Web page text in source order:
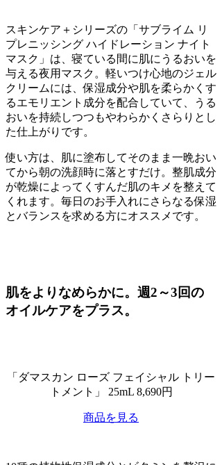
スキンケア＋シリーズの「サブライム リ
プレニッシング ハイドレーション ナイト
マスク」は、寝ている間に肌にうるおいを
与える夜用マスク。軽いつけ心地のジェル
クリームには、保湿成分や肌を柔らかくす
るエモリエント成分を配合していて、うる
おいを持続しつつもやわらかくさらりとし
た仕上がりです。
使い方は、肌に塗布してそのまま一晩おい
てから朝の洗顔時に落とすだけ。整肌成分
が乾燥によってくすんだ肌のキメを整えて
くれます。毎日のお手入れにさらなる保湿
とバランスを求める方にオススメです。
肌をよりなめらかに。週2～3回の
オイルケアをプラス。
「ダマスカン ローズ フェイシャル トリー
トメント」 25mL 8,690円
商品を見る